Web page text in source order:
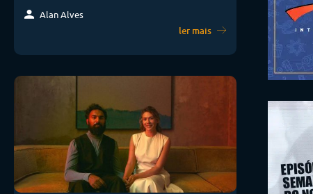
Alan Alves
ler mais